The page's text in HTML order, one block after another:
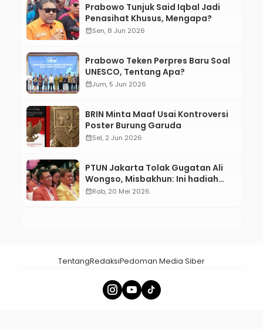
Prabowo Tunjuk Said Iqbal Jadi
Penasihat Khusus, Mengapa?
calendar_monthSen, 8 Jun 2026
Prabowo Teken Perpres Baru Soal
UNESCO, Tentang Apa?
calendar_monthJum, 5 Jun 2026
BRIN Minta Maaf Usai Kontroversi
Poster Burung Garuda
calendar_monthSel, 2 Jun 2026
PTUN Jakarta Tolak Gugatan Ali
Wongso, Misbakhun: Ini hadiah
Ulang Tahun Ke-66 SOKSI
calendar_monthRab, 20 Mei 2026
TentangRedaksiPedoman Media Siber